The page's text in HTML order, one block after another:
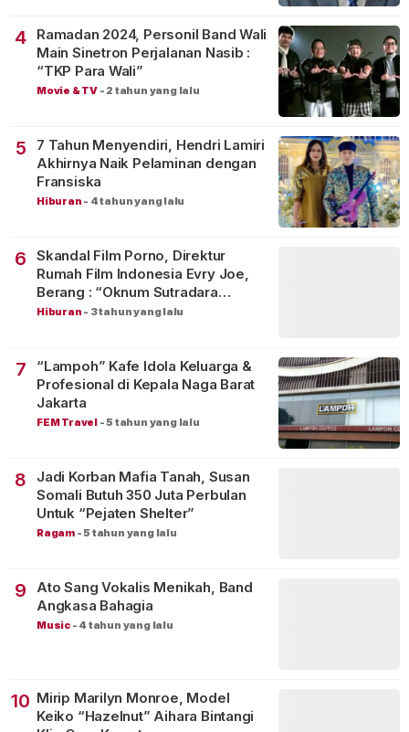
4
Ramadan 2024, Personil Band Wali
Main Sinetron Perjalanan Nasib :
“TKP Para Wali”
Movie & TV - 2 tahun yang lalu
5
7 Tahun Menyendiri, Hendri Lamiri
Akhirnya Naik Pelaminan dengan
Fransiska
Hiburan - 4 tahun yang lalu
6
Skandal Film Porno, Direktur
Rumah Film Indonesia Evry Joe,
Berang : “Oknum Sutradara
Merusak Perfilman Indonesia”!
Hiburan - 3 tahun yang lalu
7
“Lampoh” Kafe Idola Keluarga &
Profesional di Kepala Naga Barat
Jakarta
FEM Travel -5 tahun yang lalu
8
Jadi Korban Mafia Tanah, Susan
Somali Butuh 350 Juta Perbulan
Untuk “Pejaten Shelter”
Ragam -5 tahun yang lalu
9
Ato Sang Vokalis Menikah, Band
Angkasa Bahagia
Music - 4 tahun yang lalu
10 Mirip Marilyn Monroe, Model
Keiko “Hazelnut” Aihara Bintangi